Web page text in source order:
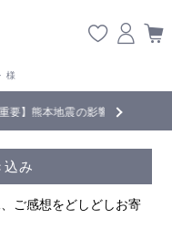
様
により遅延が生じております
み
ご感想をどしどしお寄